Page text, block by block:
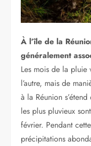
À l’île de la
généralement
Les mois de la pluie
l’autre, mais de
à la Réunion
les plus pluvieux
février. Pendant
précipitations